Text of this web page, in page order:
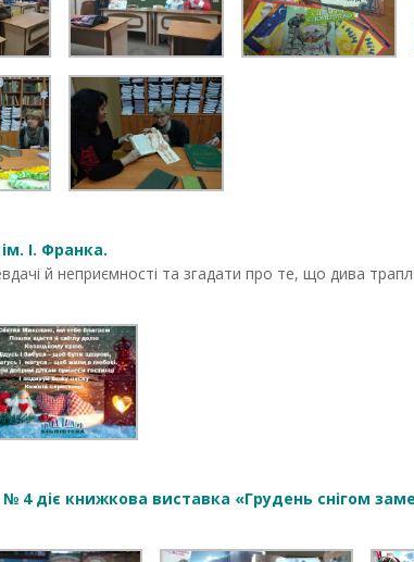
І. Франка.
й неприємності та згадати про те, що дива
4 діє книжкова виставка «Грудень снігом